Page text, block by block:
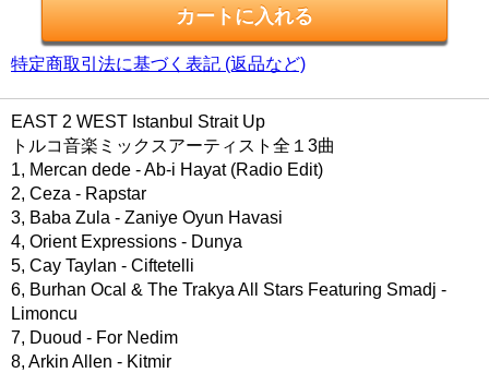
特定商取引法に基づく表記 (返品など)
EAST 2 WEST Istanbul Strait Up
トルコ音楽ミックスアーティスト全１3曲
1, Mercan dede - Ab-i Hayat (Radio Edit)
2, Ceza - Rapstar
3, Baba Zula - Zaniye Oyun Havasi
4, Orient Expressions - Dunya
5, Cay Taylan - Ciftetelli
6, Burhan Ocal & The Trakya All Stars Featuring Smadj -
Limoncu
7, Duoud - For Nedim
8, Arkin Allen - Kitmir